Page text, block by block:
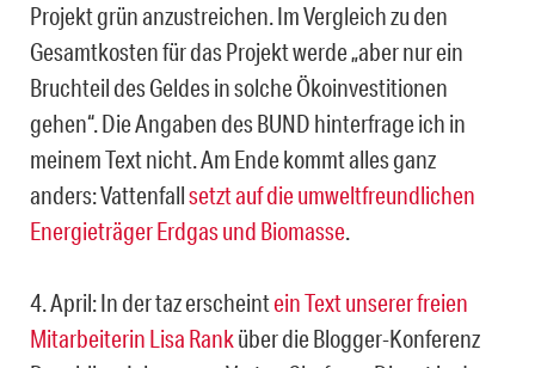
Projekt grün anzustreichen. Im Vergleich zu den
Gesamtkosten für das Projekt werde „aber nur ein
Bruchteil des Geldes in solche Ökoinvestitionen
gehen“. Die Angaben des BUND hinterfrage ich in
meinem Text nicht. Am Ende kommt alles ganz
anders: Vattenfallsetzt auf die umweltfreundlichen
Energieträger Erdgas und Biomasse.
4. April: In der taz erscheintein Text unserer freien
Mitarbeiterin Lisa Ranküber die Blogger-Konferenz